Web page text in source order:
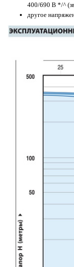
400/690 В */^
другое